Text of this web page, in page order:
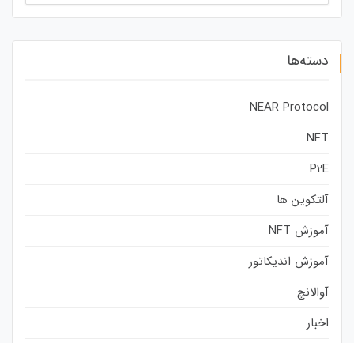
دسته‌ها
NEAR Protocol
NFT
P2E
آلتکوین ها
آموزش NFT
آموزش اندیکاتور
آوالانچ
اخبار